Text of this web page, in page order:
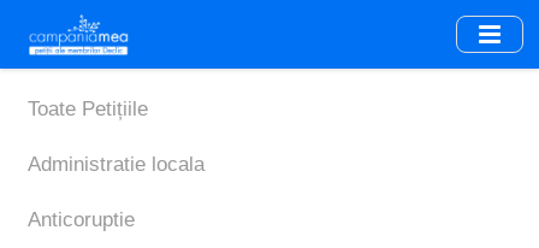
main
content
Toate Petițiile
Administratie locala
Anticoruptie